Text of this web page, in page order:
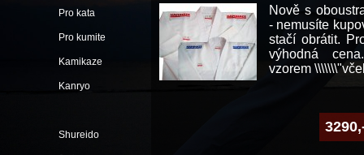
Pro kata
Pro kumite
Kamikaze
Kanryo
Shureido
Nově s
- nemusíte
stačí obrátit.
výhodná
vzorem